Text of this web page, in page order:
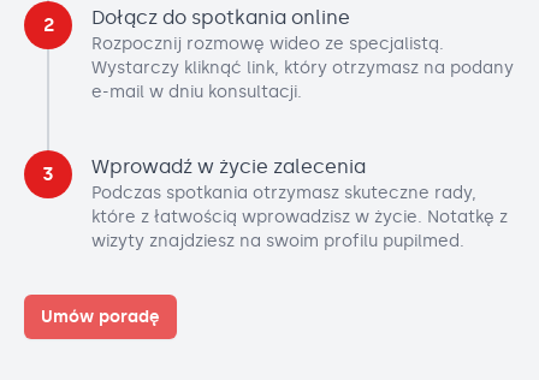
2 Dołącz do spotkania online
Rozpocznij rozmowę wideo ze specjalistą.
Wystarczy kliknąć link, który otrzymasz na podany
e-mail w dniu konsultacji.
3 Wprowadź w życie zalecenia
Podczas spotkania otrzymasz skuteczne rady,
które z łatwością wprowadzisz w życie. Notatkę z
wizyty znajdziesz na swoim profilu pupilmed.
Umów poradę